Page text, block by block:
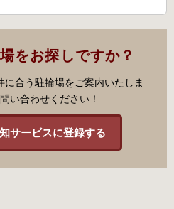
をお探しですか？
合う駐輪場をご案内いたしま
い合わせください！
サービスに登録する